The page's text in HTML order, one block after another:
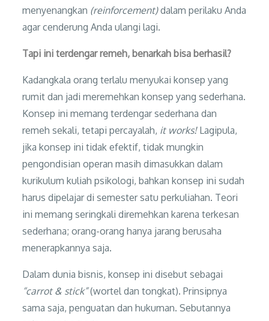
menyenangkan (reinforcement)dalam perilaku Anda
agar cenderung Anda ulangi lagi.
Tapi ini terdengar remeh, benarkah bisa berhasil?
Kadangkala orang terlalu menyukai konsep yang
rumit dan jadi meremehkan konsep yang sederhana.
Konsep ini memang terdengar sederhana dan
remeh sekali, tetapi percayalah, it works! Lagipula,
jika konsep ini tidak efektif, tidak mungkin
pengondisian operan masih dimasukkan dalam
kurikulum kuliah psikologi, bahkan konsep ini sudah
harus dipelajar di semester satu perkuliahan. Teori
ini memang seringkali diremehkan karena terkesan
sederhana; orang-orang hanya jarang berusaha
menerapkannya saja.
Dalam dunia bisnis, konsep ini disebut sebagai
“carrot & stick”(wortel dan tongkat). Prinsipnya
sama saja, penguatan dan hukuman. Sebutannya